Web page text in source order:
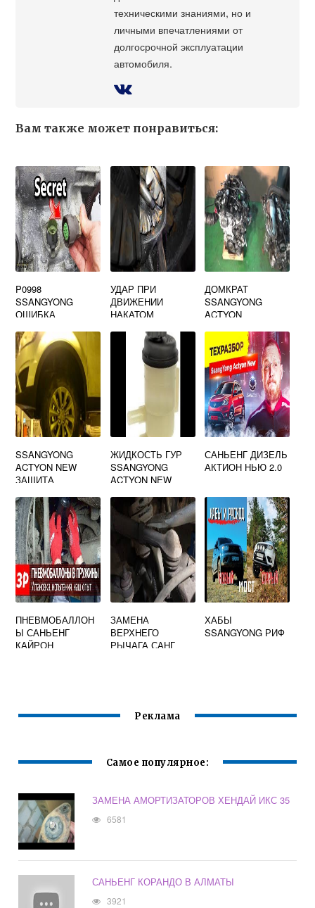
техническими знаниями, но и
личными впечатлениями от
долгосрочной эксплуатации
автомобиля.
Вам также может понравиться:
P0998
SSANGYONG
ОШИБКА
УДАР ПРИ
ДВИЖЕНИИ
НАКАТОМ
ДОМКРАТ
SSANGYONG
ACTYON
SSANGYONG
ACTYON NEW
ЗАЩИТА
ЖИДКОСТЬ ГУР
SSANGYONG
ACTYON NEW
САНЬЕНГ ДИЗЕЛЬ
АКТИОН НЬЮ 2.0
ПНЕВМОБАЛЛОН
Ы САНЬЕНГ
КАЙРОН
ЗАМЕНА
ВЕРХНЕГО
РЫЧАГА САНГ
ХАБЫ
SSANGYONG РИФ
Реклама
Самое популярное:
ЗАМЕНА АМОРТИЗАТОРОВ ХЕНДАЙ ИКС 35
6581
САНЬЕНГ КОРАНДО В АЛМАТЫ
3921